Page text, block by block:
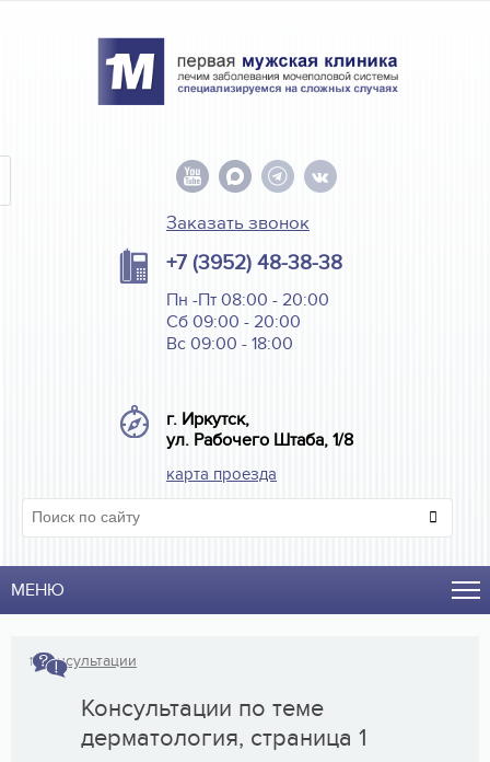
Заказать звонок
+7 (3952) 48-38-38
Пн -Пт 08:00 - 20:00
Сб 09:00 - 20:00
Вс 09:00 - 18:00
г. Иркутск,
ул. Рабочего Штаба, 1/8
карта проезда
МЕНЮ
↑Консультации
Консультации по теме
дерматология, страница 1